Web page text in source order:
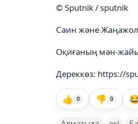
© Sputnik / sputnik
Саин және
Оқиғаның мән-
Дереккөз: https://
👍 0 👎 0